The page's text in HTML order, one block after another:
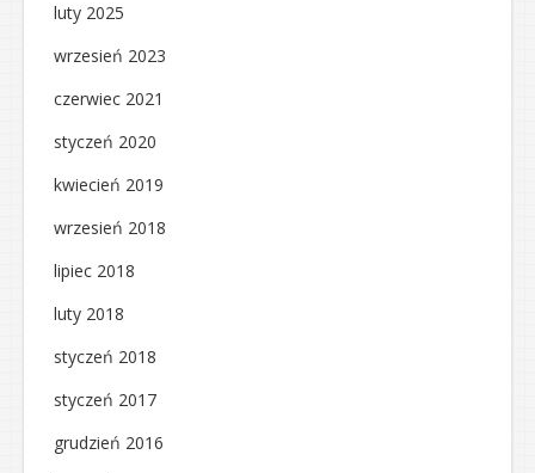
luty 2025
wrzesień 2023
czerwiec 2021
styczeń 2020
kwiecień 2019
wrzesień 2018
lipiec 2018
luty 2018
styczeń 2018
styczeń 2017
grudzień 2016